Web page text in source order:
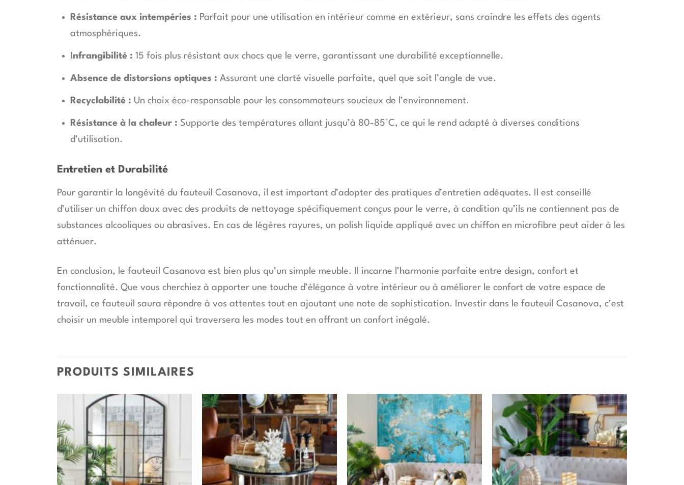
Résistance aux intempéries : Parfait pour une utilisation en intérieur comme en extérieur, sans craindre les effets des agents
atmosphériques.
Infrangibilité : 15 fois plus résistant aux chocs que le verre, garantissant une durabilité exceptionnelle.
Absence de distorsions optiques : Assurant une clarté visuelle parfaite, quel que soit l’angle de vue.
Recyclabilité : Un choix éco-responsable pour les consommateurs soucieux de l’environnement.
Résistance à la chaleur : Supporte des températures allant jusqu’à 80-85°C, ce qui le rend adapté à diverses conditions
d’utilisation.
Entretien et Durabilité
Pour garantir la longévité du fauteuil Casanova, il est important d’adopter des pratiques d’entretien adéquates. Il est conseillé
d’utiliser un chiffon doux avec des produits de nettoyage spécifiquement conçus pour le verre, à condition qu’ils ne contiennent pas de
substances alcooliques ou abrasives. En cas de légères rayures, un polish liquide appliqué avec un chiffon en microfibre peut aider à les
atténuer.
En conclusion, le fauteuil Casanova est bien plus qu’un simple meuble. Il incarne l’harmonie parfaite entre design, confort et
fonctionnalité. Que vous cherchiez à apporter une touche d’élégance à votre intérieur ou à améliorer le confort de votre espace de
travail, ce fauteuil saura répondre à vos attentes tout en ajoutant une note de sophistication. Investir dans le fauteuil Casanova, c’est
choisir un meuble intemporel qui traversera les modes tout en offrant un confort inégalé.
PRODUITS SIMILAIRES